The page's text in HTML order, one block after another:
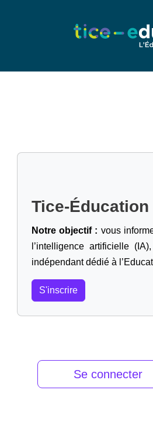
Tice-
Notre objectif : vous
l’intelligence artificielle
indépendant dédié à
S'inscrire
Se connecter